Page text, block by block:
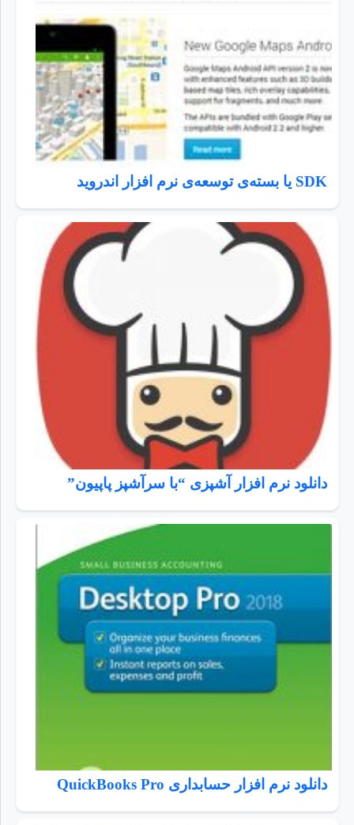
SDK یا بسته‌ی توسعه‌ی نرم افزار اندروید
دانلود نرم افزار آشپزی “با سرآشپز پاپیون”
دانلود نرم افزار حسابداری QuickBooks Pro